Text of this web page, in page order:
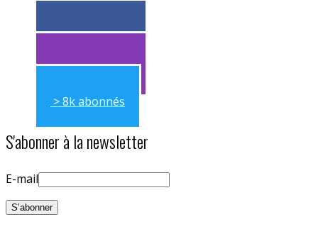
> 11k abonnés
> 11k abonnés
> 8k abonnés
S'abonner à la newsletter
E-mail